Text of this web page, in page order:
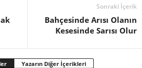
Sonraki İçerik
Bahçesinde Arısı Olanın
Kesesinde Sarısı Olur
Yazarın Diğer İçerikleri